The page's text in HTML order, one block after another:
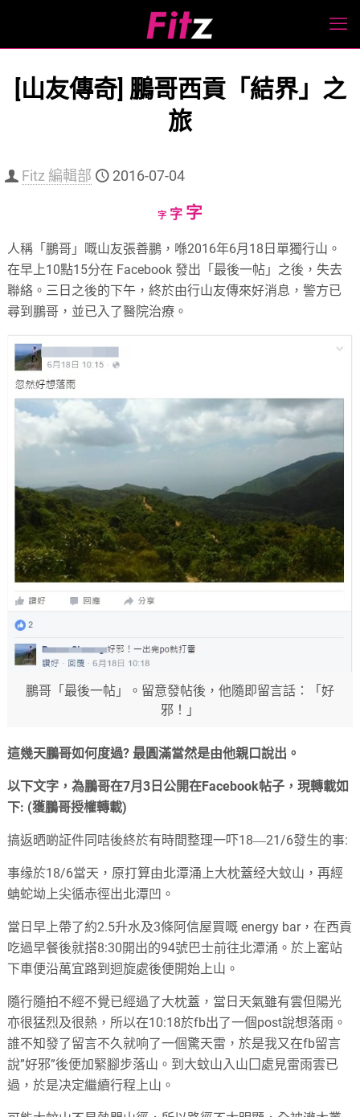
[山友傳奇] 鵬哥西貢「結界」之
旅
Fitz 編輯部 2016-07-04
字Decrease
size.
字Reset
size.
字Increase
size.
人稱「鵬哥」嘅山友張善鵬，喺2016年6月18日單獨行山。
在早上10點15分在 Facebook 發出「最後一帖」之後，失去
聯絡。三日之後的下午，終於由行山友傳來好消息，警方已
尋到鵬哥，並已入了醫院治療。
鵬哥「最後一帖」。留意發帖後，他隨即留言話：「好
邪！」
這幾天鵬哥如何度過? 最圓滿當然是由他親口說出。
以下文字，為鵬哥在7月3日公開在Facebook帖子，現轉載如
下: (獲鵬哥授權轉載)
搞返晒啲証件同咭後終於有時間整理一吓18―21/6發生的事:
事缘於18/6當天，原打算由北潭涌上大枕蓋经大蚊山，再經
蚺蛇坳上尖循赤徑出北潭凹。
當日早上帶了約2.5升水及3條阿信屋買嘅 energy bar，在西貢
吃過早餐後就搭8:30開出的94號巴士前往北潭涌。於上窰站
下車便沿萬宜路到迴旋處後便開始上山。
隨行隨拍不經不覺已經過了大枕蓋，當日天氣雖有雲但陽光
亦很猛烈及很熱，所以在10:18於fb出了一個post說想落雨。
誰不知發了留言不久就响了一個驚天雷，於是我又在fb留言
說”好邪”後便加緊腳步落山。到大蚊山入山囗處見雷雨雲已
過，於是决定繼續行程上山。